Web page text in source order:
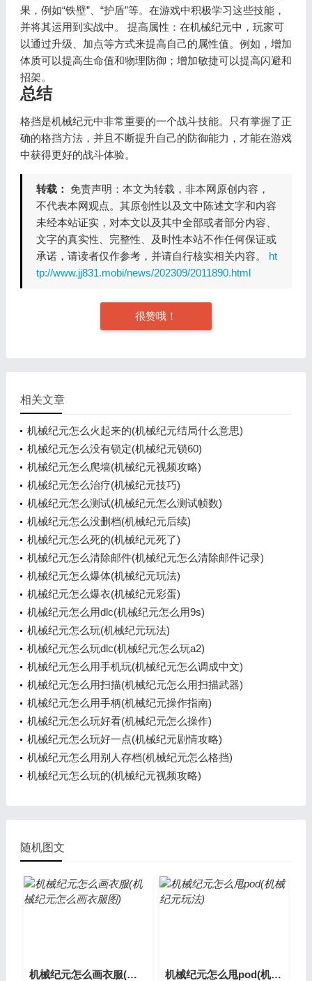
果，例如“铁壁”、“护盾”等。在游戏中积极学习这些技能，
并将其运用到实战中。 提高属性：在机械纪元中，玩家可
以通过升级、加点等方式来提高自己的属性值。例如，增加
体质可以提高生命值和物理防御；增加敏捷可以提高闪避和
招架。
总结
格挡是机械纪元中非常重要的一个战斗技能。只有掌握了正
确的格挡方法，并且不断提升自己的防御能力，才能在游戏
中获得更好的战斗体验。
转载： 免责声明：本文为转载，非本网原创内容，
不代表本网观点。其原创性以及文中陈述文字和内容
未经本站证实，对本文以及其中全部或者部分内容、
文字的真实性、完整性、及时性本站不作任何保证或
承诺，请读者仅作参考，并请自行核实相关内容。 ht
tp://www.jj831.mobi/news/202309/2011890.html
很赞哦！
相关文章
机械纪元怎么火起来的(机械纪元结局什么意思)
机械纪元怎么没有锁定(机械纪元锁60)
机械纪元怎么爬墙(机械纪元视频攻略)
机械纪元怎么治疗(机械纪元技巧)
机械纪元怎么测试(机械纪元怎么测试帧数)
机械纪元怎么没删档(机械纪元后续)
机械纪元怎么死的(机械纪元死了)
机械纪元怎么清除邮件(机械纪元怎么清除邮件记录)
机械纪元怎么爆体(机械纪元玩法)
机械纪元怎么爆衣(机械纪元彩蛋)
机械纪元怎么用dlc(机械纪元怎么用9s)
机械纪元怎么玩(机械纪元玩法)
机械纪元怎么玩dlc(机械纪元怎么玩a2)
机械纪元怎么用手机玩(机械纪元怎么调成中文)
机械纪元怎么用扫描(机械纪元怎么用扫描武器)
机械纪元怎么用手柄(机械纪元操作指南)
机械纪元怎么玩好看(机械纪元怎么操作)
机械纪元怎么玩好一点(机械纪元剧情攻略)
机械纪元怎么用别人存档(机械纪元怎么格挡)
机械纪元怎么玩的(机械纪元视频攻略)
随机图文
机械纪元怎么画衣服(机械纪元怎么画衣服图) 机械纪元怎么甩pod(机械纪元玩法)